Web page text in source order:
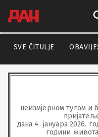
SVE ČITULJE
неизмјерном тугом и
дана 4. јануара 2026.
години